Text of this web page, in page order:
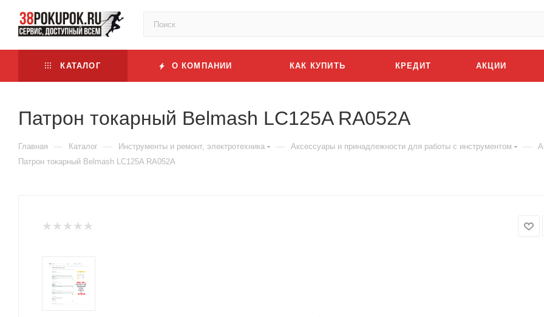
КАТАЛОГ О КОМПАНИИ КАК КУПИТЬ КРЕДИТ АКЦИИ
Патрон токарный Belmash LC125A RA052A
Главная — Каталог — Инструменты и ремонт, электротехника — Аксессуары и принадлежности для работы с инструментом —
Патрон токарный Belmash LC125A RA052A